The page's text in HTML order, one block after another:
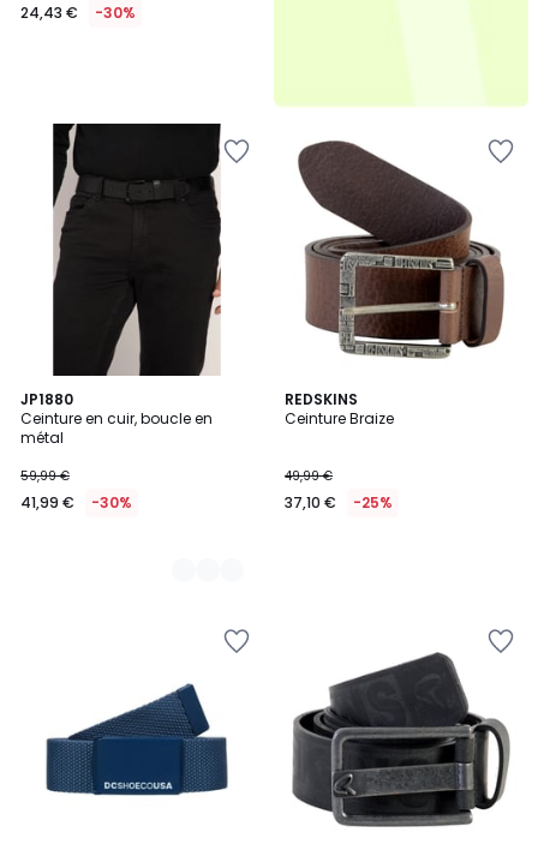
24,43 € -30%
JP1880
Ceinture en cuir, boucle en
métal
59,99 €
41,99 € -30%
2
Couleurs
REDSKINS
Ceinture Braize
49,99 €
37,10 € -25%